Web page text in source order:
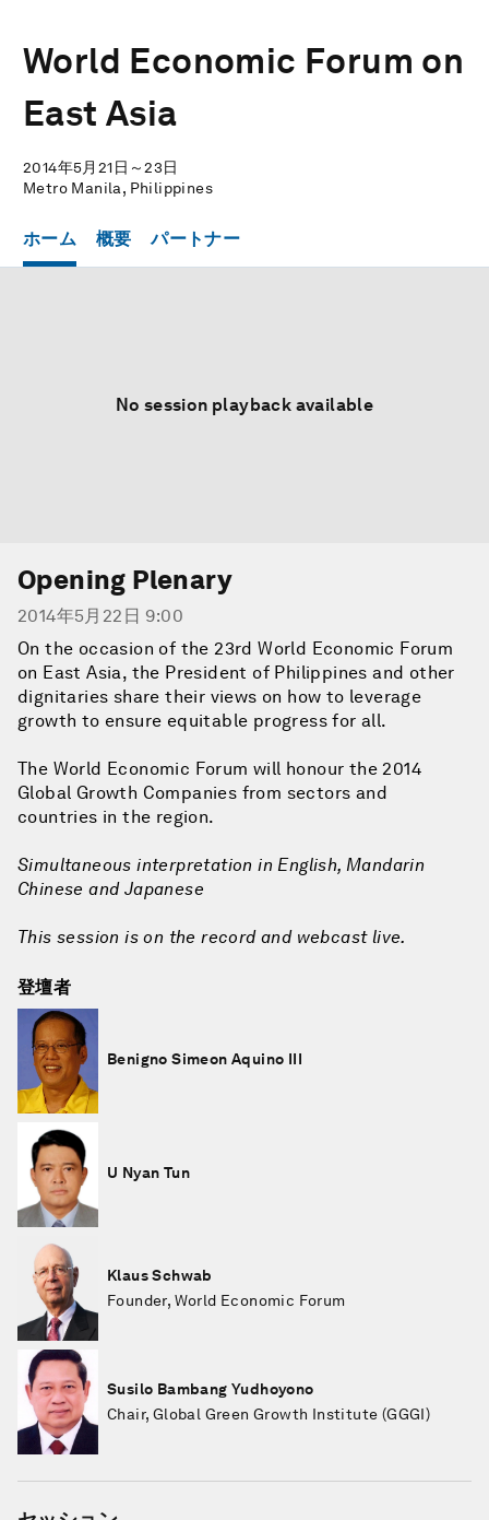
World Economic Forum on
East Asia
2014年5月21日～23日
Metro Manila, Philippines
ホーム 概要 パートナー
No session playback available
Opening Plenary
2014年5月22日 9:00
On the occasion of the 23rd World Economic Forum
on East Asia, the President of Philippines and other
dignitaries share their views on how to leverage
growth to ensure equitable progress for all.
The World Economic Forum will honour the 2014
Global Growth Companies from sectors and
countries in the region.
Simultaneous interpretation in English, Mandarin
Chinese and Japanese
This session is on the record and webcast live.
登壇者
Benigno Simeon Aquino III
U Nyan Tun
Klaus Schwab
Founder, World Economic Forum
Susilo Bambang Yudhoyono
Chair, Global Green Growth Institute (GGGI)